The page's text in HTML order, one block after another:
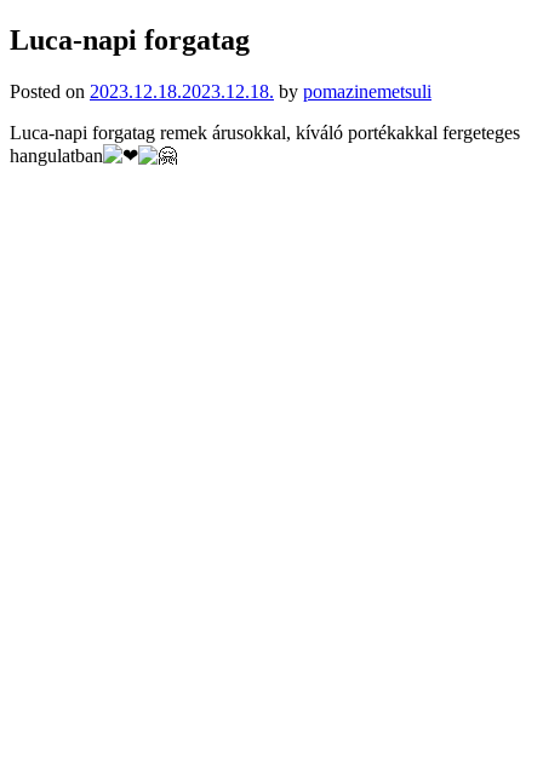
Luca-napi forgatag
Posted on 2023.12.18.2023.12.18. by pomazinemetsuli
Luca-napi forgatag remek árusokkal, kíváló portékakkal fergeteges
hangulatban